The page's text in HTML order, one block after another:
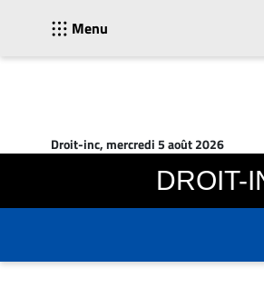
Menu
Droit-inc, mercredi 5 août 2026
DROIT-
En
Nominations
Conseillers